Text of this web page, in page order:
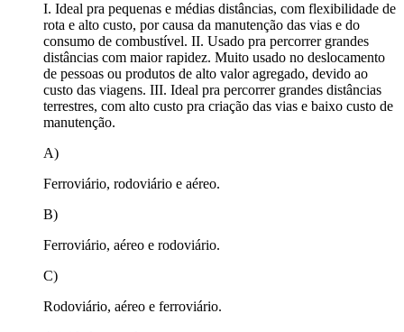
I. Ideal pra pequenas e médias distâncias, com flexibilidade de
rota e alto custo, por causa da manutenção das vias e do
consumo de combustível. II. Usado pra percorrer grandes
distâncias com maior rapidez. Muito usado no deslocamento
de pessoas ou produtos de alto valor agregado, devido ao
custo das viagens. III. Ideal pra percorrer grandes distâncias
terrestres, com alto custo pra criação das vias e baixo custo de
manutenção.
A)
Ferroviário, rodoviário e aéreo.
B)
Ferroviário, aéreo e rodoviário.
C)
Rodoviário, aéreo e ferroviário.